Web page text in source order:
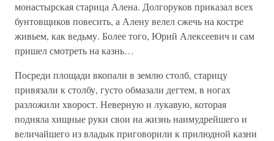
монастырская старица Алена. Долгоруков приказал всех
бунтовщиков повесить, а Алену велел сжечь на костре
живьем, как ведьму. Более того, Юрий Алексеевич и сам
пришел смотреть на казнь…
Посреди площади вкопали в землю столб, старицу
привязали к столбу, густо обмазали дегтем, в ногах
разложили хворост. Неверную и лукавую, которая
подняла хищные руки свои на жизнь наимудрейшего и
величайшего из владык приговорили к прилюдной казни